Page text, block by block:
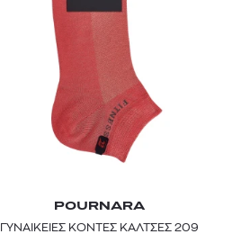
POURNARA
ΓΥΝΑΙΚΕΙΕΣ ΚΟΝΤΕΣ ΚΑΛΤΣΕΣ 209